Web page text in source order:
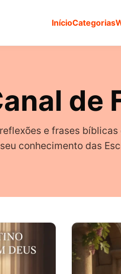
InícioCategorias
de
e frases
conhecimento das